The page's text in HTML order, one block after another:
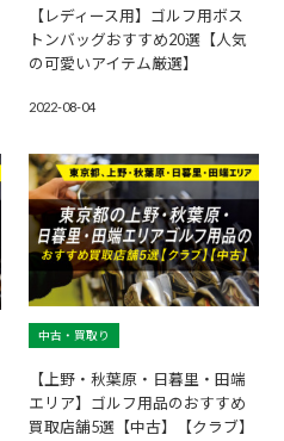
【レディース用】ゴルフ用ボス
トンバッグおすすめ20選【人気
の可愛いアイテム厳選】
2022-08-04
中古・買取り
【上野・秋葉原・日暮里・田端
エリア】ゴルフ用品のおすすめ
買取店舗5選【中古】【クラブ】